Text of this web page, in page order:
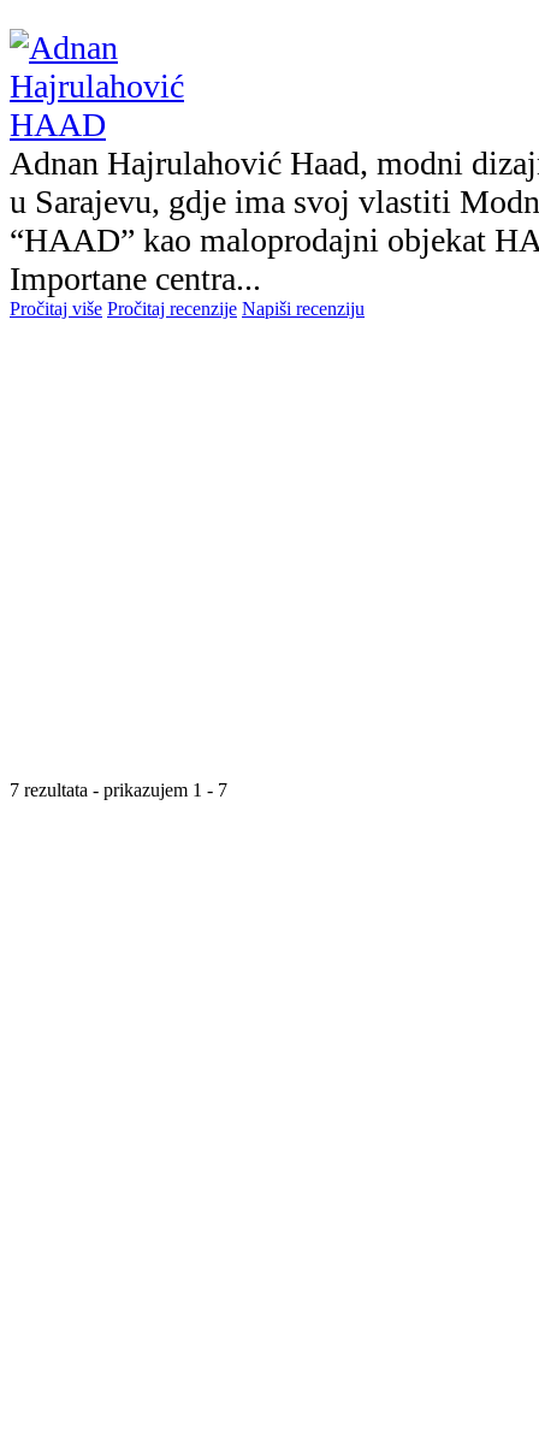
Adnan Hajrulahović Haad, modni
u Sarajevu, gdje ima svoj vlastiti
“HAAD” kao maloprodajni objekat
Importane centra...
Pročitaj više Pročitaj recenzije Napiši recenziju
7 rezultata - prikazujem 1 - 7